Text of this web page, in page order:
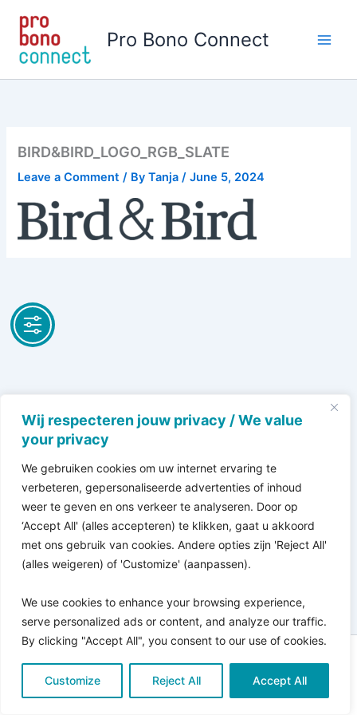
Wij respecteren jouw privacy / We value
your privacy
We gebruiken cookies om uw internet ervaring te
verbeteren, gepersonaliseerde advertenties of inhoud
weer te geven en ons verkeer te analyseren. Door op
‘Accept All' (alles accepteren) te klikken, gaat u akkoord
met ons gebruik van cookies. Andere opties zijn 'Reject All'
(alles weigeren) of 'Customize' (aanpassen).
We use cookies to enhance your browsing experience,
serve personalized ads or content, and analyze our traffic.
By clicking "Accept All", you consent to our use of cookies.
Customize Reject All Accept All
content
Pro Bono Connect
BIRD&BIRD_LOGO_RGB_SLATE
Leave a Comment / ByTanja/June 5, 2024
Copyright © 2026 Pro Bono Connect | in samenwerking
metKitewebsites